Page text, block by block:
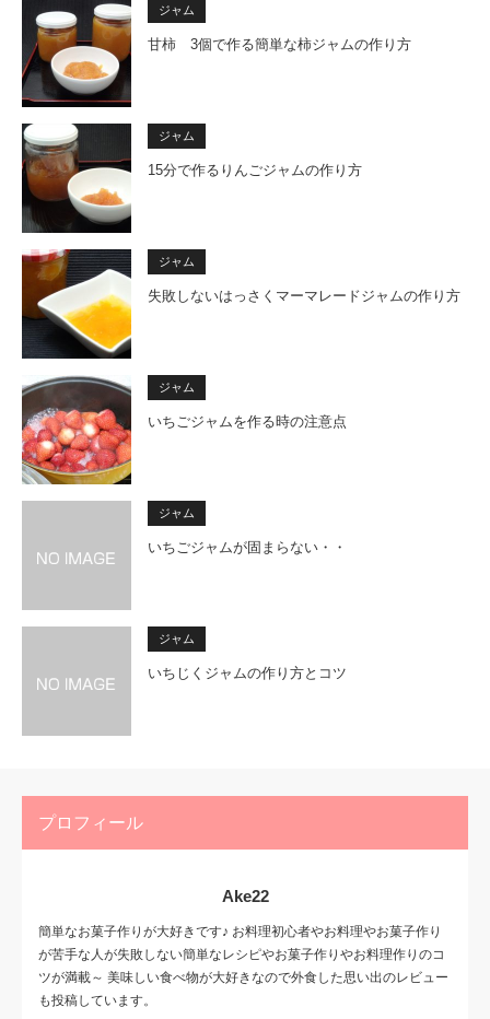
ジャム
甘柿 3個で作る簡単な柿ジャムの作り方
ジャム
15分で作るりんごジャムの作り方
ジャム
失敗しないはっさくマーマレードジャムの作り方
ジャム
いちごジャムを作る時の注意点
ジャム
いちごジャムが固まらない・・
ジャム
いちじくジャムの作り方とコツ
プロフィール
Ake22
簡単なお菓子作りが大好きです♪ お料理初心者やお料理やお菓子作り
が苦手な人が失敗しない簡単なレシピやお菓子作りやお料理作りのコ
ツが満載～ 美味しい食べ物が大好きなので外食した思い出のレビュー
も投稿しています。